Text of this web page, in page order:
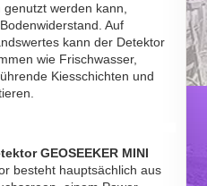
werden kann,
Auf
kann der Detektor
wie Frischwasser,
Kiesschichten und
GEOSEEKER MINI
besteht hauptsächlich aus